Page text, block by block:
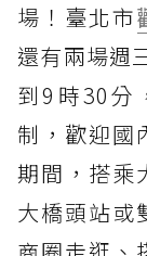
場！臺北市
還有兩場週
到9時30分
制，歡迎國
期間，搭乘
大橋頭站或